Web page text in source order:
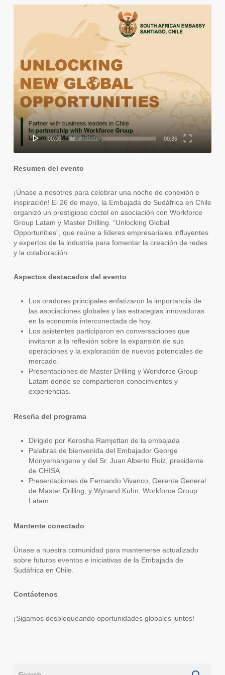
00:00 00:35
Resumen del evento
¡Únase a nosotros para celebrar una noche de conexión e
inspiración! El 26 de mayo, la Embajada de Sudáfrica en Chile
organizó un prestigioso cóctel en asociación con Workforce
Group Latam y Master Drilling. “Unlocking Global
Opportunities”, que reúne a líderes empresariales influyentes
y expertos de la industria para fomentar la creación de redes
y la colaboración.
Aspectos destacados del evento
Los oradores principales enfatizaron la importancia de
las asociaciones globales y las estrategias innovadoras
en la economía interconectada de hoy.
Los asistentes participaron en conversaciones que
invitaron a la reflexión sobre la expansión de sus
operaciones y la exploración de nuevos potenciales de
mercado.
Presentaciones de Master Drilling y Workforce Group
Latam donde se compartieron conocimientos y
experiencias.
Reseña del programa
Dirigido por Kerosha Ramjettan de la embajada
Palabras de bienvenida del Embajador George
Monyemangene y del Sr. Juan Alberto Ruiz, presidente
de CHISA
Presentaciones de Fernando Vivanco, Gerente General
de Master Drilling, y Wynand Kuhn, Workforce Group
Latam
Mantente conectado
Únase a nuestra comunidad para mantenerse actualizado
sobre futuros eventos e iniciativas de la Embajada de
Sudáfrica en Chile.
Contáctenos
¡Sigamos desbloqueando oportunidades globales juntos!